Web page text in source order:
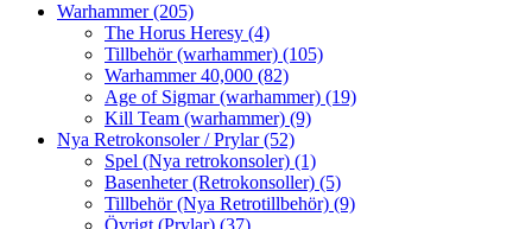
Warhammer(205)
The Horus Heresy (4)
Tillbehör (warhammer) (105)
Warhammer 40,000 (82)
Age of Sigmar (warhammer) (19)
Kill Team (warhammer) (9)
Nya Retrokonsoler / Prylar(52)
Spel (Nya retrokonsoler) (1)
Basenheter (Retrokonsoller) (5)
Tillbehör (Nya Retrotillbehör) (9)